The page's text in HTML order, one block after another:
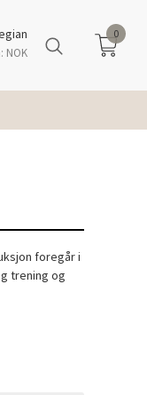
: NOK
0
foregår i
trening og